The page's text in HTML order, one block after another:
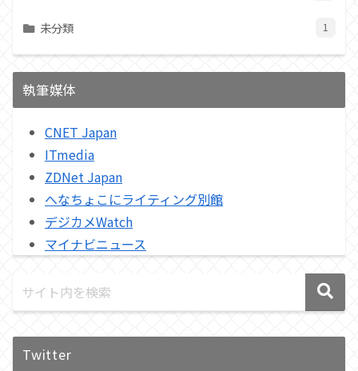
未分類 1
執筆媒体
CNET Japan
ITmedia
ZDNet Japan
へなちょこにライティング別館
デジカメWatch
マイナビニュース
Twitter